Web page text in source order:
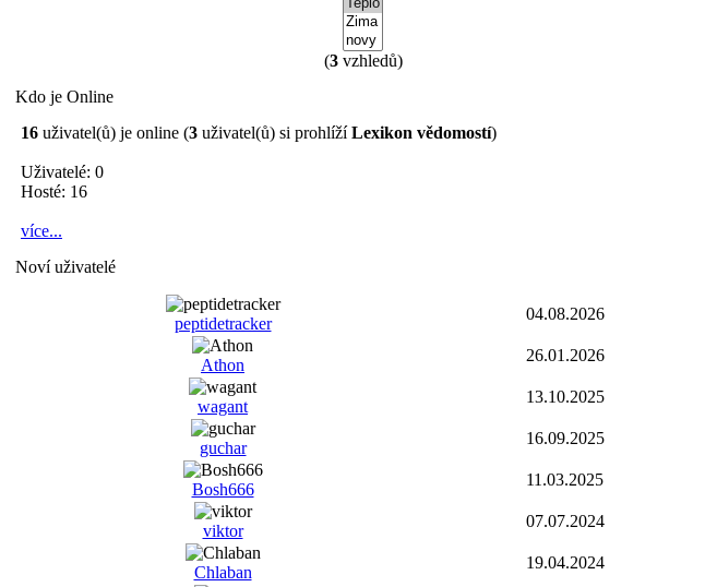
(3vzhledů)
Kdo je Online
16 uživatel(ů) je online (3 uživatel(ů) si prohlížíLexikon vědomostí)
Uživatelé: 0
Hosté: 16
více...
Noví uživatelé
peptidetracker
04.08.2026
Athon
26.01.2026
wagant
13.10.2025
guchar
16.09.2025
Bosh666
11.03.2025
viktor
07.07.2024
Chlaban
19.04.2024